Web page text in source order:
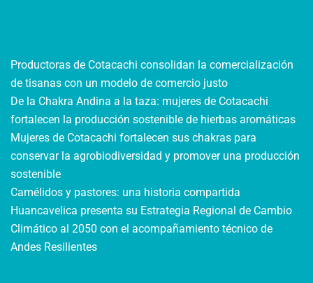
Productoras de Cotacachi consolidan la comercialización
de tisanas con un modelo de comercio justo
De la Chakra Andina a la taza: mujeres de Cotacachi
fortalecen la producción sostenible de hierbas aromáticas
Mujeres de Cotacachi fortalecen sus chakras para
conservar la agrobiodiversidad y promover una producción
sostenible
Camélidos y pastores: una historia compartida
Huancavelica presenta su Estrategia Regional de Cambio
Climático al 2050 con el acompañamiento técnico de
Andes Resilientes